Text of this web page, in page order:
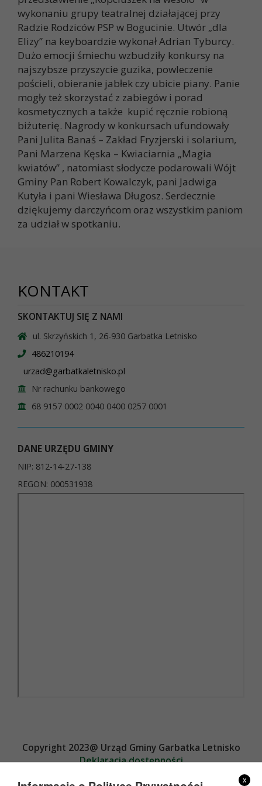
wykonaniu grupy teatralnej działającej przy
Radzie Rodziców PSP w Bogucinie. Utwór „dla
Elizy” na keyboardzie wykonał Adrian Tyburcy.
Dużo emocji śmiechu wzbudziły konkursy na
najszybsze przyszycie guzika, powleczenie
pościeli, obieranie jabłek czy ubicie piany. Panie
mogły też skorzystać z zabiegów i porad
kosmetycznych a także kupić ręcznie robioną
biżuterię. Nagrody w konkursach ufundowały
Pani Julita Banaś – Zakład Fryzjerski i solarium,
Pani Marzena Kęska – Kwiaciarnia „Magia
kwiatów” , natomiast słodycze podarowali Wójt
Gminy Pan Robert Kowalczyk, pani Jadwiga
Kutyła i pani Wiesława Długosz. Serdecznie
dziękujemy darczyńcom oraz wszystkim paniom
za udział w spotkaniu.
KONTAKT
SKONTAKTUJ SIĘ Z NAMI
ul. Skrzyńskich 1, 26-930 Garbatka Letnisko
486210194
urzad@garbatkaletnisko.pl
Nr rachunku bankowego
68 9157 0002 0040 0400 0257 0001
DANE URZĘDU GMINY
NIP: 812-14-27-138
REGON: 000531938
Copyright 2023@ Urząd Gminy Garbatka Letnisko
Deklaracja dostępności
x